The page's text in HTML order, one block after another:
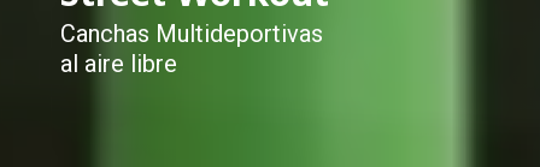
Canchas Multideportivas
al aire libre